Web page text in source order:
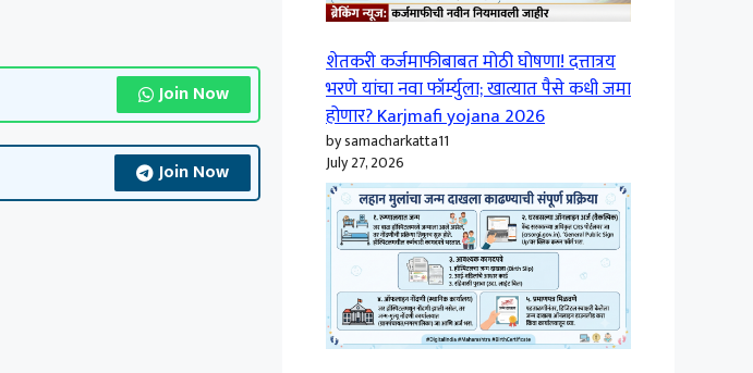
Join Now
Join Now
शेतकरी कर्जमाफीबाबत मोठी घोषणा! दत्तात्रय
भरणे यांचा नवा फॉर्म्युला; खात्यात पैसे कधी जमा
होणार? Karjmafi yojana 2026
by samacharkatta11
July 27, 2026